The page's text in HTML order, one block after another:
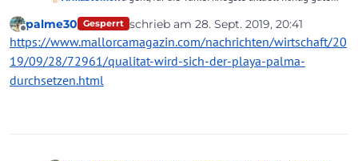
Offline
palme30 Gesperrt schrieb am 28. Sept. 2019, 20:41
zuletzt editiert von
https://www.mallorcamagazin.com/nachrichten/wirtschaft/20
19/09/28/72961/qualitat-wird-sich-der-playa-palma-
durchsetzen.html